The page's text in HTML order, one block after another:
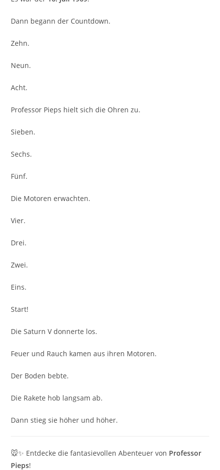
Dann begann der Countdown.
Zehn.
Neun.
Acht.
Professor Pieps hielt sich die Ohren zu.
Sieben.
Sechs.
Fünf.
Die Motoren erwachten.
Vier.
Drei.
Zwei.
Eins.
Start!
Die Saturn V donnerte los.
Feuer und Rauch kamen aus ihren Motoren.
Der Boden bebte.
Die Rakete hob langsam ab.
Dann stieg sie höher und höher.
🐭✨ Entdecke die fantasievollen Abenteuer von Professor
Pieps!